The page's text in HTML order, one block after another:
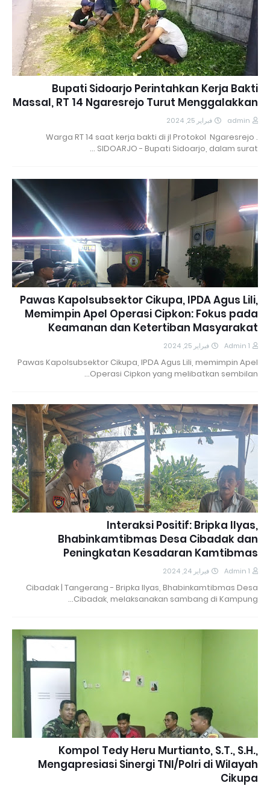
Bupati Sidoarjo Perintahkan Kerja Bakti
Massal, RT 14 Ngaresrejo Turut Menggalakkan
admin فبراير 25, 2024
Warga RT 14 saat kerja bakti di jl Protokol Ngaresrejo .
SIDOARJO - Bupati Sidoarjo, dalam surat …
Pawas Kapolsubsektor Cikupa, IPDA Agus Lili,
Memimpin Apel Operasi Cipkon: Fokus pada
Keamanan dan Ketertiban Masyarakat
Admin 1 فبراير 25, 2024
Pawas Kapolsubsektor Cikupa, IPDA Agus Lili, memimpin Apel
Operasi Cipkon yang melibatkan sembilan…
Interaksi Positif: Bripka Ilyas,
Bhabinkamtibmas Desa Cibadak dan
Peningkatan Kesadaran Kamtibmas
Admin 1 فبراير 24, 2024
Cibadak | Tangerang - Bripka Ilyas, Bhabinkamtibmas Desa
Cibadak, melaksanakan sambang di Kampung…
Kompol Tedy Heru Murtianto, S.T., S.H.,
Mengapresiasi Sinergi TNI/Polri di Wilayah
Cikupa